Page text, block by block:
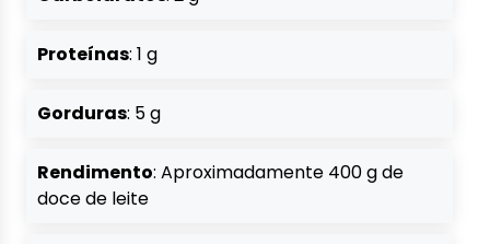
Proteínas: 1 g
Gorduras: 5 g
Rendimento: Aproximadamente 400 g de
doce de leite